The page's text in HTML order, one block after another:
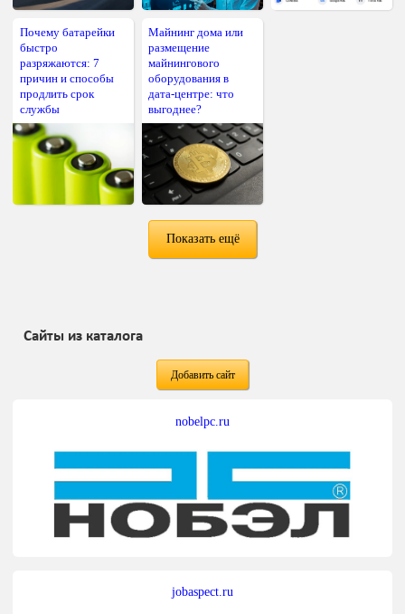
Почему батарейки
быстро
разряжаются: 7
причин и способы
продлить срок
службы
Майнинг дома или
размещение
майнингового
оборудования в
дата-центре: что
выгоднее?
Показать ещё
Сайты из каталога
Добавить сайт
nobelpc.ru
jobaspect.ru